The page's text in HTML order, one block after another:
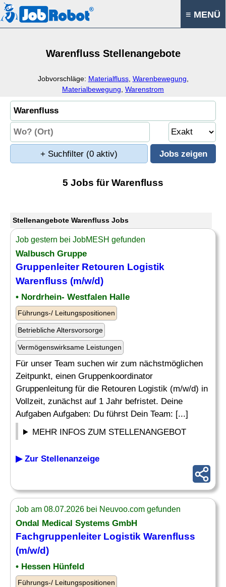
≡ MENÜ
Warenfluss Stellenangebote
Jobvorschläge: Materialfluss, Warenbewegung
Materialbewegung Warenstrom
+ Suchfilter (0 aktiv)
5 Jobs für Warenfluss
Stellenangebote Warenfluss Jobs
Job gestern bei JobMESH gefunden
Walbusch Gruppe
Gruppenleiter Retouren Logistik
Warenfluss (m/w/d)
• Nordrhein- Westfalen Halle
Führungs-/ Leitungspositionen
Betriebliche Altersvorsorge
Vermögenswirksame Leistungen
Für unser Team suchen wir zum nächstmöglichen
Zeitpunkt, einen Gruppenkoordinator
Gruppenleitung für die Retouren Logistik (m/w/d) in
Vollzeit, zunächst auf 1 Jahr befristet. Deine
Aufgaben Aufgaben: Du führst Dein Team: [...]
MEHR INFOS ZUM STELLENANGEBOT
▶ Zur Stellenanzeige
Job am 08.07.2026 bei Neuvoo.com gefunden
Ondal Medical Systems GmbH
Fachgruppenleiter Logistik Warenfluss
(m/w/d)
• Hessen Hünfeld
Führungs-/ Leitungspositionen